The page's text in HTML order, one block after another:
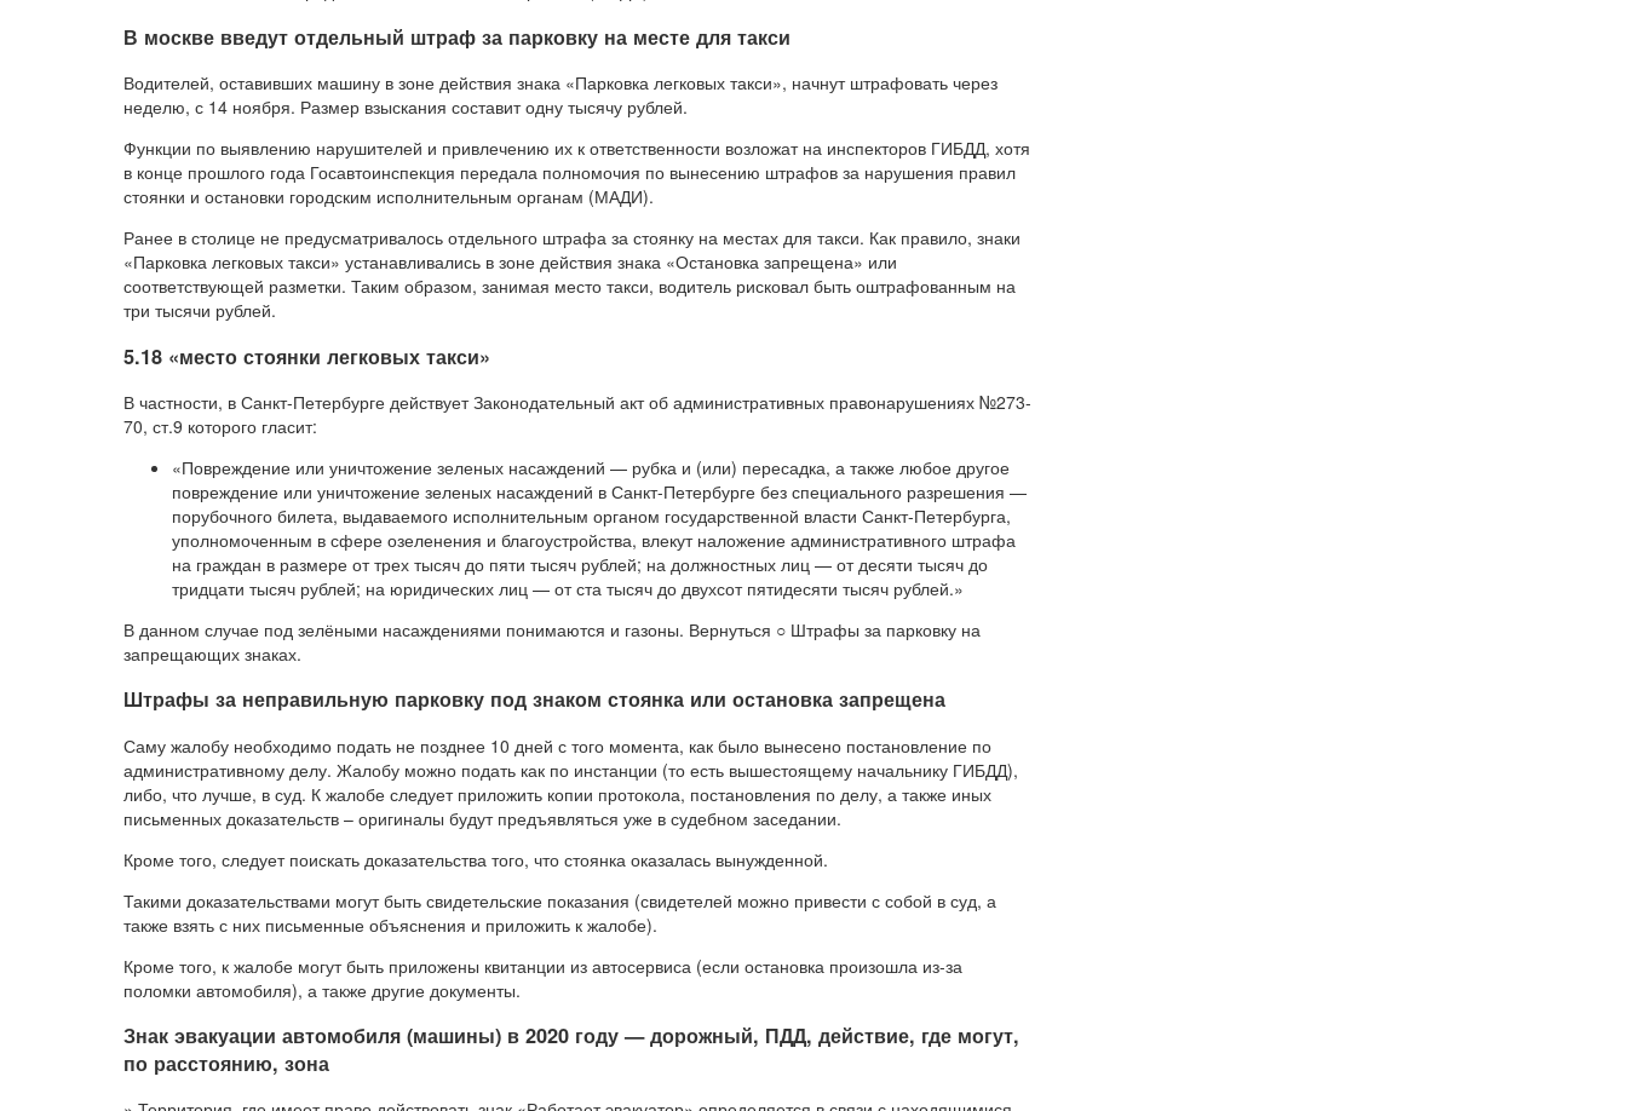
В москве введут отдельный штраф за парковку на месте для такси
Водителей, оставивших машину в зоне действия знака «Парковка легковых такси», начнут штрафовать через
неделю, с 14 ноября. Размер взыскания составит одну тысячу рублей.
Функции по выявлению нарушителей и привлечению их к ответственности возложат на инспекторов ГИБДД, хотя
в конце прошлого года Госавтоинспекция передала полномочия по вынесению штрафов за нарушения правил
стоянки и остановки городским исполнительным органам (МАДИ).
Ранее в столице не предусматривалось отдельного штрафа за стоянку на местах для такси. Как правило, знаки
«Парковка легковых такси» устанавливались в зоне действия знака «Остановка запрещена» или
соответствующей разметки. Таким образом, занимая место такси, водитель рисковал быть оштрафованным на
три тысячи рублей.
5.18 «место стоянки легковых такси»
В частности, в Санкт-Петербурге действует Законодательный акт об административных правонарушениях №273-
70, ст.9 которого гласит:
«Повреждение или уничтожение зеленых насаждений — рубка и (или) пересадка, а также любое другое
повреждение или уничтожение зеленых насаждений в Санкт-Петербурге без специального разрешения —
порубочного билета, выдаваемого исполнительным органом государственной власти Санкт-Петербурга,
уполномоченным в сфере озеленения и благоустройства, влекут наложение административного штрафа
на граждан в размере от трех тысяч до пяти тысяч рублей; на должностных лиц — от десяти тысяч до
тридцати тысяч рублей; на юридических лиц — от ста тысяч до двухсот пятидесяти тысяч рублей.»
В данном случае под зелёными насаждениями понимаются и газоны. Вернуться ○ Штрафы за парковку на
запрещающих знаках.
Штрафы за неправильную парковку под знаком стоянка или остановка запрещена
Саму жалобу необходимо подать не позднее 10 дней с того момента, как было вынесено постановление по
административному делу. Жалобу можно подать как по инстанции (то есть вышестоящему начальнику ГИБДД),
либо, что лучше, в суд. К жалобе следует приложить копии протокола, постановления по делу, а также иных
письменных доказательств – оригиналы будут предъявляться уже в судебном заседании.
Кроме того, следует поискать доказательства того, что стоянка оказалась вынужденной.
Такими доказательствами могут быть свидетельские показания (свидетелей можно привести с собой в суд, а
также взять с них письменные объяснения и приложить к жалобе).
Кроме того, к жалобе могут быть приложены квитанции из автосервиса (если остановка произошла из-за
поломки автомобиля), а также другие документы.
Знак эвакуации автомобиля (машины) в 2020 году — дорожный, ПДД, действие, где могут,
по расстоянию, зона